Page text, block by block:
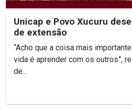
Unicap e Povo Xucuru
de extensão
“Acho que a coisa mais
vida é aprender com os outros”,
de...